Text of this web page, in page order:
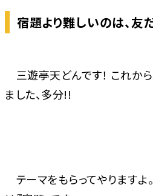
宿題より難しいのは、友
三遊亭天どんです！ これから
ました、多分!!
テーマをもらってやりますよ